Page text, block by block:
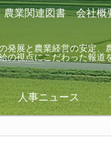
農業関連図書 会社概
発展と農業経営の安定、
の視点にこだわった報道
人事ニュース